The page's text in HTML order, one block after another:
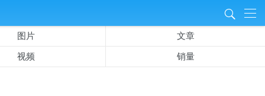
8
图片 文章
视频 销量